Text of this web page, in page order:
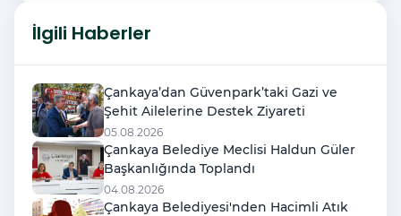
İlgili Haberler
Çankaya’dan Güvenpark’taki Gazi ve
Şehit Ailelerine Destek Ziyareti
05.08.2026
Çankaya Belediye Meclisi Haldun Güler
Başkanlığında Toplandı
04.08.2026
Çankaya Belediyesi'nden Hacimli Atık